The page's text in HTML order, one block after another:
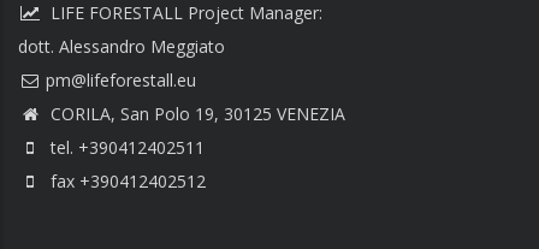
LIFE FORESTALL Project Manager:
dott. Alessandro Meggiato
CORILA, San Polo 19, 30125 VENEZIA
tel. +390412402511
fax +390412402512